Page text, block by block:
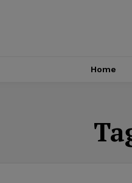
Home